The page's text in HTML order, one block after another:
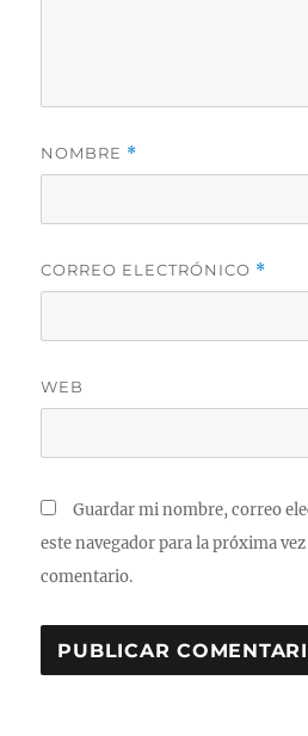
NOMBRE *
CORREO ELECTRÓNICO *
WEB
Guardar mi nombre, correo
este navegador para la próxima
comentario.